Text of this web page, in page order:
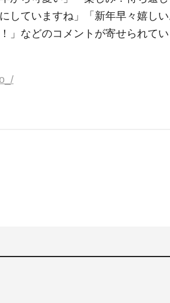
ていますね」「新年早々嬉し
」などのコメントが寄せられてい